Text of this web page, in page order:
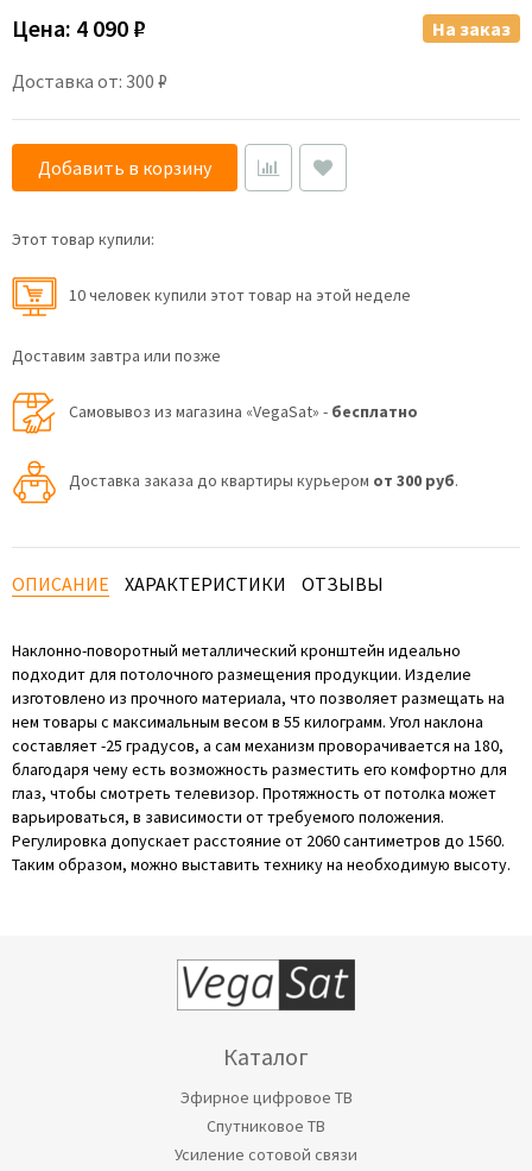
Цена: 4 090 ₽
Доставка от: 300 ₽
На заказ
Добавить в корзину
Этот товар купили:
10 человек купили этот товар на этой неделе
Доставим завтра или позже
Самовывоз из магазина «VegaSat» - бесплатно
Доставка заказа до квартиры курьером от 300 руб.
ОПИСАНИЕ ХАРАКТЕРИСТИКИ ОТЗЫВЫ
Наклонно-поворотный металлический кронштейн идеально
подходит для потолочного размещения продукции. Изделие
изготовлено из прочного материала, что позволяет размещать на
нем товары с максимальным весом в 55 килограмм. Угол наклона
составляет -25 градусов, а сам механизм проворачивается на 180,
благодаря чему есть возможность разместить его комфортно для
глаз, чтобы смотреть телевизор. Протяжность от потолка может
варьироваться, в зависимости от требуемого положения.
Регулировка допускает расстояние от 2060 сантиметров до 1560.
Таким образом, можно выставить технику на необходимую высоту.
Каталог
Эфирное цифровое ТВ
Спутниковое ТВ
Усиление сотовой связи